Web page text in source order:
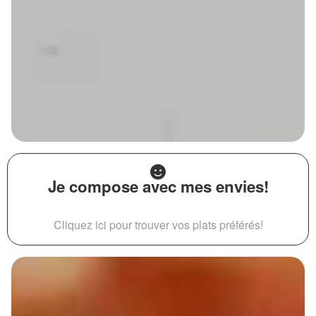
Je compose avec mes envies!
Cliquez ici pour trouver vos plats préférés!